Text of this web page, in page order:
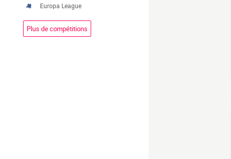
Europa League
Plus de compétitions